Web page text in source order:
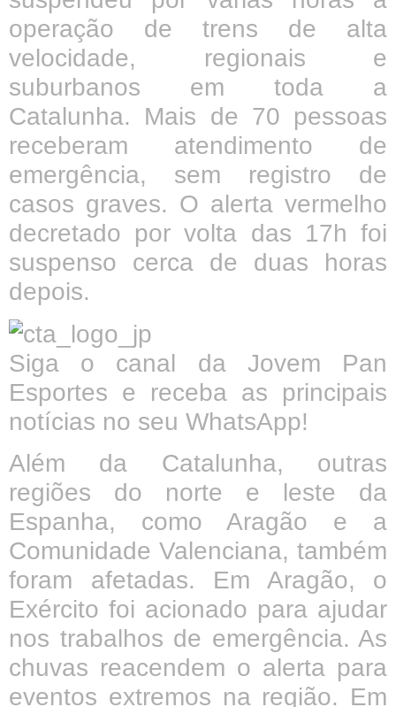
operação de trens de alta
velocidade, regionais e
suburbanos em toda a
Catalunha. Mais de 70 pessoas
receberam atendimento de
emergência, sem registro de
casos graves. O alerta vermelho
decretado por volta das 17h foi
suspenso cerca de duas horas
depois.
Siga o canal da Jovem Pan
Esportes e receba as principais
notícias no seu WhatsApp!
Além da Catalunha, outras
regiões do norte e leste da
Espanha, como Aragão e a
Comunidade Valenciana, também
foram afetadas. Em Aragão, o
Exército foi acionado para ajudar
nos trabalhos de emergência. As
chuvas reacendem o alerta para
eventos extremos na região. Em